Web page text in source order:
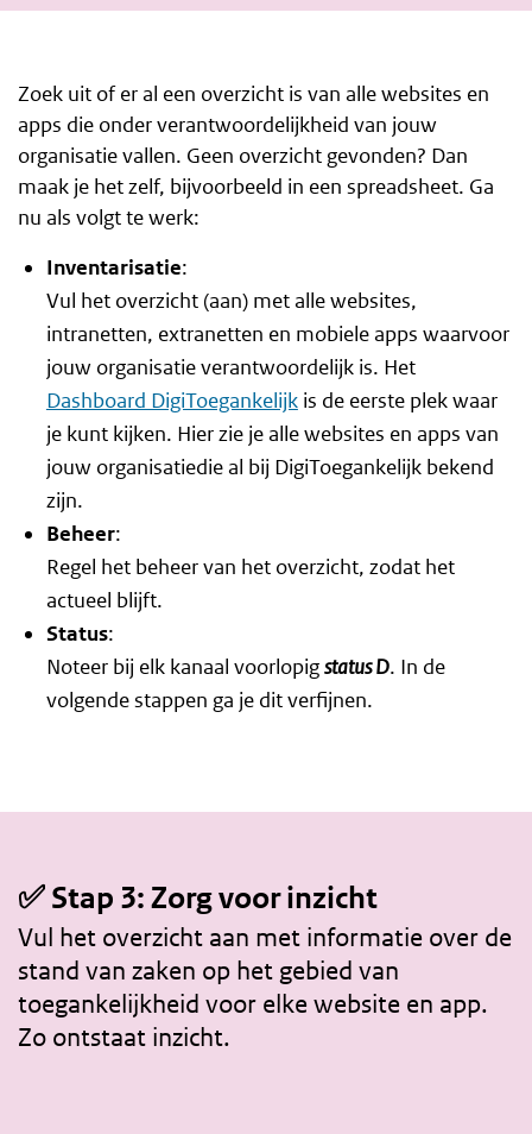
Zoek uit of er al een overzicht is van alle websites en
apps die onder verantwoordelijkheid van jouw
organisatie vallen. Geen overzicht gevonden? Dan
maak je het zelf, bijvoorbeeld in een spreadsheet. Ga
nu als volgt te werk:
Inventarisatie:
Vul het overzicht (aan) met alle websites,
intranetten, extranetten en mobiele apps waarvoor
jouw organisatie verantwoordelijk is. Het
Dashboard DigiToegankelijkis de eerste plek waar
je kunt kijken. Hier zie je alle websites en apps van
jouw organisatiedie al bij DigiToegankelijk bekend
zijn.
Beheer:
Regel het beheer van het overzicht, zodat het
actueel blijft.
Status:
Noteer bij elk kanaal voorlopigstatus D. In de
volgende stappen ga je dit verfijnen.
✅ Stap 3: Zorg voor inzicht
Vul het overzicht aan met informatie over de
stand van zaken op het gebied van
toegankelijkheid voor elke website en app.
Zo ontstaat inzicht.